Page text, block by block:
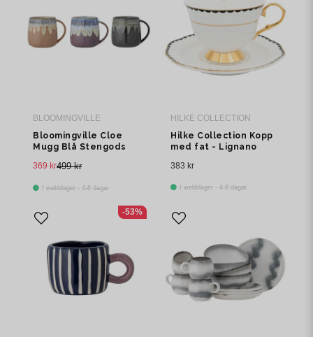
BLOOMINGVILLE
Bloomingville Cloe
Mugg Blå Stengods
499 kr
369 kr
I webblager - 4-8 dagar
HILKE COLLECTION
Hilke Collection Kopp
med fat - Lignano
383 kr
I webblager - 4-8 dagar
-53%